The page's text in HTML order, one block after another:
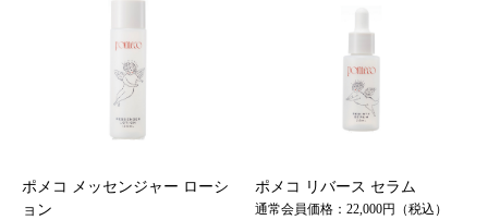
ポメコ メッセンジャー ローシ
ョン
ポメコ リバース セラム
通常会員価格：22,000円（税込）